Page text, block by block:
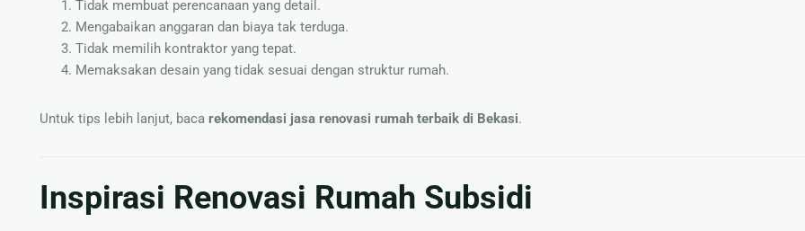
Tidak membuat perencanaan yang detail.
Mengabaikan anggaran dan biaya tak terduga.
Tidak memilih kontraktor yang tepat.
Memaksakan desain yang tidak sesuai dengan struktur rumah.
Untuk tips lebih lanjut, baca rekomendasi jasa renovasi rumah terbaik di Bekasi.
Inspirasi Renovasi Rumah Subsidi